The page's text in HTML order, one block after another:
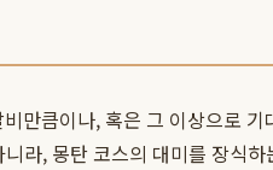
만큼이나, 혹은 그 이상으로
라, 몽탄 코스의 대미를 장식